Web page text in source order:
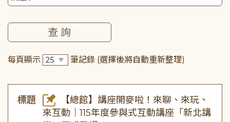
每頁顯示 筆記錄 (選擇後將自動重新整理)
標題
【總館】講座開麥啦！來聊、來玩、
來互動｜115年度參與式互動講座「新北講